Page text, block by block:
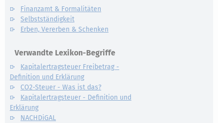
Finanzamt & Formalitäten
Selbstständigkeit
Erben, Vererben & Schenken
Verwandte Lexikon-Begriffe
Kapitalertragsteuer Freibetrag -
Definition und Erklärung
CO2-Steuer - Was ist das?
Kapitalertragsteuer - Definition und
Erklärung
NACHDiGAL